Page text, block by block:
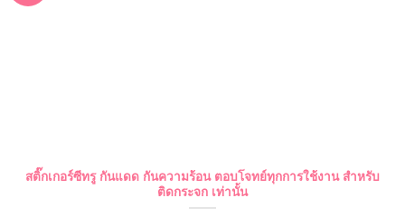
สติ๊กเกอร์ซีทรู กันแดด กันความร้อน ตอบโจทย์ทุกการใช้งาน สำหรับ
ติดกระจก เท่านั้น